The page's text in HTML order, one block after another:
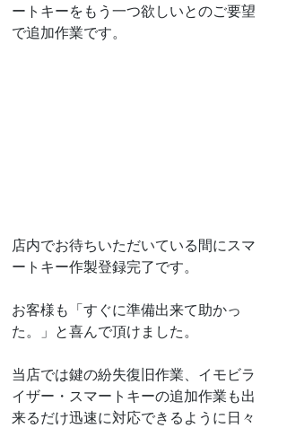
ートキーをもう一つ欲しいとのご要望
で追加作業です。
店内でお待ちいただいている間にスマ
ートキー作製登録完了です。
お客様も「すぐに準備出来て助かっ
た。」と喜んで頂けました。
当店では鍵の紛失復旧作業、イモビラ
イザー・スマートキーの追加作業も出
来るだけ迅速に対応できるように日々